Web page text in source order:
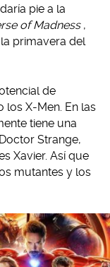
pie a la
of Madness ,
primavera del
de
los X-Men. En las
tiene una
Strange,
Xavier. Así que
mutantes y los